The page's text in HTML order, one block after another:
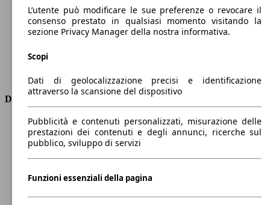
Coppia
550 nm
Cilindrata
2979 ccm
Carburante
Benzina
Trasmissione
Dimensioni
Lunghezza
5260 mm
Altezza
1480 mm
Larghezza
Peso massimo
-
L’utente può modificare le sue preferenze o revocare il
consenso prestato in qualsiasi momento visitando la
sezione Privacy Manager della nostra informativa.
Scopi
Dati di geolocalizzazione precisi e identificazione
attraverso la scansione del dispositivo
Pubblicità e contenuti personalizzati, misurazione delle
prestazioni dei contenuti e degli annunci, ricerche sul
pubblico, sviluppo di servizi
Funzioni essenziali della pagina